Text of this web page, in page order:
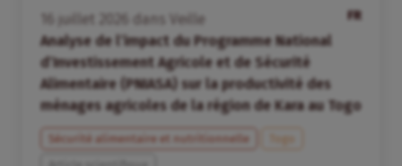
FR
juillet dans
Veille
Analyse de l’impact du Programme National
d’Investissement Agricole et de Sécurité
Alimentaire (PNIASA) sur la productivité des
ménages agricoles de la région de Kara au Togo
Sécurité alimentaire et nutritionnelle
Togo